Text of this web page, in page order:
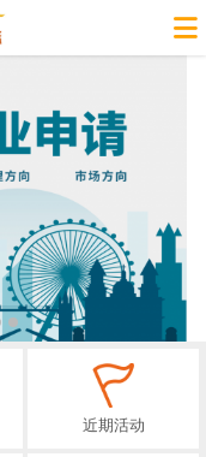
近期活动